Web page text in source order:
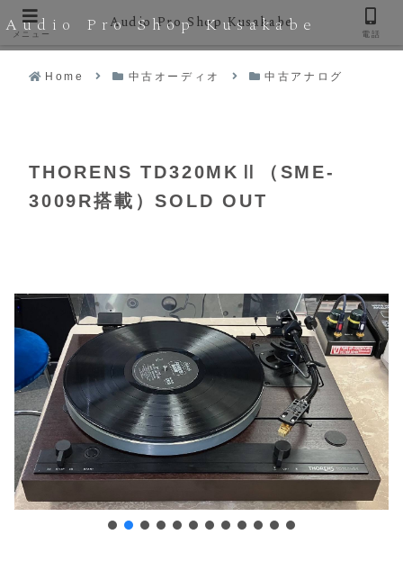
Audio Pro Shop Kusakabe
Home 中古オーディオ 中古アナログ
THORENS TD320MKⅡ（SME-
3009R搭載）SOLD OUT
メニュー
Audio Pro Shop Kusakabe
電話